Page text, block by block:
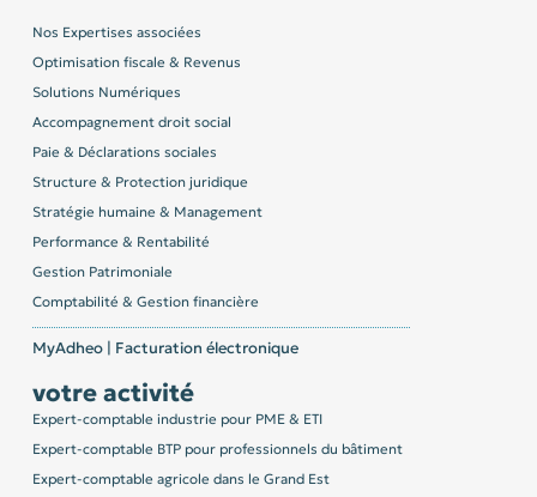
Nos Expertises associées
Optimisation fiscale & Revenus
Solutions Numériques
Accompagnement droit social
Paie & Déclarations sociales
Structure & Protection juridique
Stratégie humaine & Management
Performance & Rentabilité
Gestion Patrimoniale
Comptabilité & Gestion financière
MyAdheo | Facturation électronique
votre activité
Expert-comptable industrie pour PME & ETI
Expert-comptable BTP pour professionnels du bâtiment
Expert-comptable agricole dans le Grand Est